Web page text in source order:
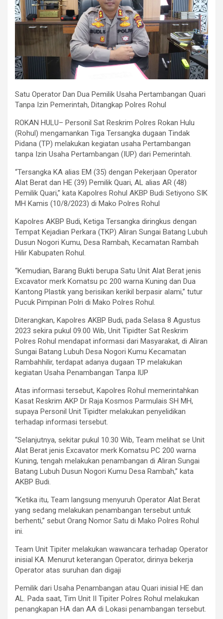
Satu Operator Dan Dua Pemilik Usaha Pertambangan Quari
Tanpa Izin Pemerintah, Ditangkap Polres Rohul
ROKAN HULU– Personil Sat Reskrim Polres Rokan Hulu
(Rohul) mengamankan Tiga Tersangka dugaan Tindak
Pidana (TP) melakukan kegiatan usaha Pertambangan
tanpa Izin Usaha Pertambangan (IUP) dari Pemerintah.
“Tersangka KA alias EM (35) dengan Pekerjaan Operator
Alat Berat dan HE (39) Pemilik Quari, AL alias AR (48)
Pemilik Quari,” kata Kapolres Rohul AKBP Budi Setiyono SIK
MH Kamis (10/8/2023) di Mako Polres Rohul
Kapolres AKBP Budi, Ketiga Tersangka diringkus dengan
Tempat Kejadian Perkara (TKP) Aliran Sungai Batang Lubuh
Dusun Nogori Kumu, Desa Rambah, Kecamatan Rambah
Hilir Kabupaten Rohul.
“Kemudian, Barang Bukti berupa Satu Unit Alat Berat jenis
Excavator merk Komatsu pc 200 warna Kuning dan Dua
Kantong Plastik yang berisikan kerikil berpasir alami,” tutur
Pucuk Pimpinan Polri di Mako Polres Rohul.
Diterangkan, Kapolres AKBP Budi, pada Selasa 8 Agustus
2023 sekira pukul 09.00 Wib, Unit Tipidter Sat Reskrim
Polres Rohul mendapat informasi dari Masyarakat, di Aliran
Sungai Batang Lubuh Desa Nogori Kumu Kecamatan
Rambahhilir, terdapat adanya dugaan TP melakukan
kegiatan Usaha Penambangan Tanpa IUP
Atas informasi tersebut, Kapolres Rohul memerintahkan
Kasat Reskrim AKP Dr Raja Kosmos Parmulais SH MH,
supaya Personil Unit Tipidter melakukan penyelidikan
terhadap informasi tersebut.
“Selanjutnya, sekitar pukul 10.30 Wib, Team melihat se Unit
Alat Berat jenis Excavator merk Komatsu PC 200 warna
Kuning, tengah melakukan penambangan di Aliran Sungai
Batang Lubuh Dusun Nogori Kumu Desa Rambah,” kata
AKBP Budi.
“Ketika itu, Team langsung menyuruh Operator Alat Berat
yang sedang melakukan penambangan tersebut untuk
berhenti,” sebut Orang Nomor Satu di Mako Polres Rohul
ini.
Team Unit Tipiter melakukan wawancara terhadap Operator
inisial KA. Menurut keterangan Operator, dirinya bekerja
Operator atas suruhan dan digaji
Pemilik dari Usaha Penambangan atau Quari inisial HE dan
AL. Pada saat, Tim Unit II Tipiter Polres Rohul melakukan
penangkapan HA dan AA di Lokasi penambangan tersebut.